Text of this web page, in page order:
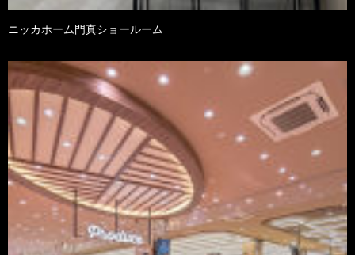
ニッカホーム門真ショールーム